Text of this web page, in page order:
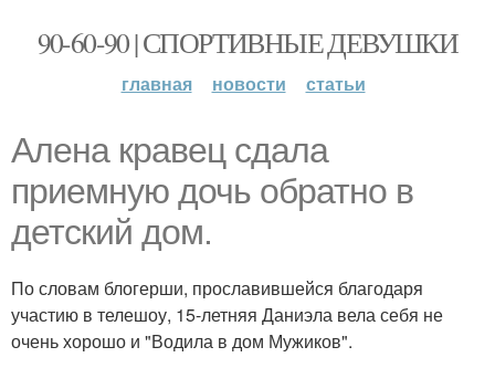
90-60-90 | СПОРТИВНЫЕ ДЕВУШКИ
главная новости статьи
Алена кравец сдала
приемную дочь обратно в
детский дом.
По словам блогерши, прославившейся благодаря
участию в телешоу, 15-летняя Даниэла вела себя не
очень хорошо и "Водила в дом Мужиков".